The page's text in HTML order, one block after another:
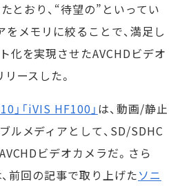
とおり、“待望の”といってい
をメモリに絞ることで、満足し
化を実現させたAVCHDビデオ
ースした。
」「iVIS HF100」 は、動画/静止
ルメディアとして、SD/SDHC
ビデオカメラだ。さら
、前回の記事で取り上げたソニ